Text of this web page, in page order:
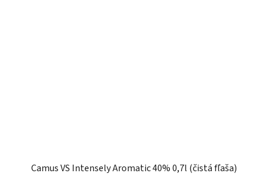
Camus VS Intensely Aromatic 40% 0,7l (čistá fľaša)